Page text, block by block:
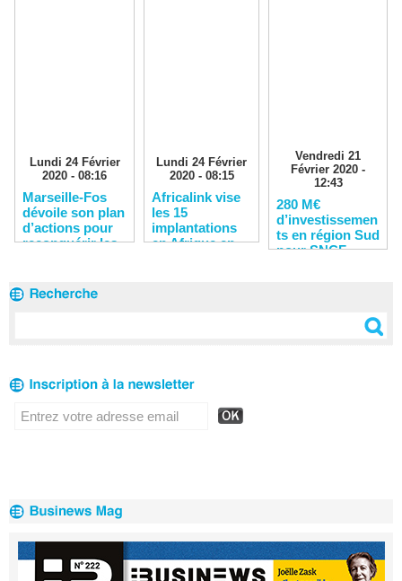
Lundi 24 Février
2020 - 08:16
Marseille-Fos
dévoile son plan
d’actions pour
reconquérir les
Lundi 24 Février
2020 - 08:15
Africalink vise
les 15
implantations
en Afrique en
Vendredi 21
Février 2020 -
12:43
280 M€
d’investissemen
ts en région Sud
pour SNCF